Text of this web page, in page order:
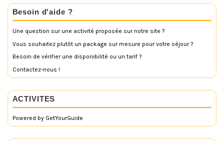
Besoin d'aide ?
Une question sur une activité proposée sur notre site ?
Vous souhaitez plutôt un package sur mesure pour votre séjour ?
Besoin de vérifier une disponibilité ou un tarif ?
Contactez-nous !
ACTIVITES
Powered by GetYourGuide